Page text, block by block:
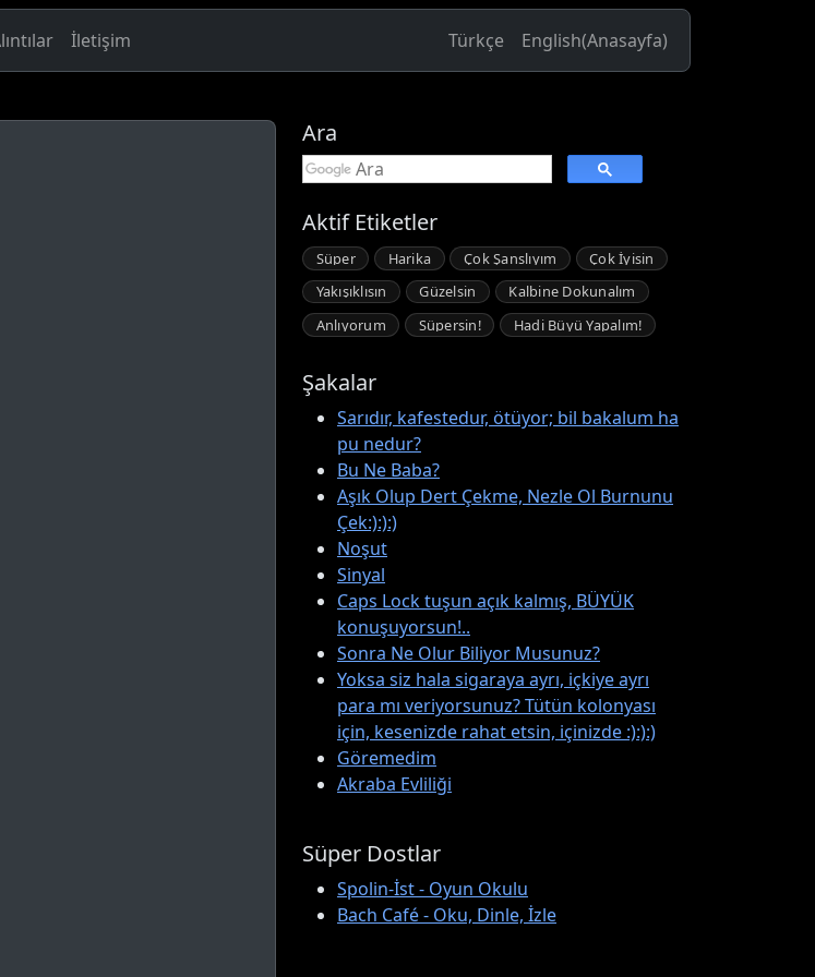
İletişim Türkçe English(Anasayfa)
Ara
Aktif Etiketler
Süper Harika Çok Şanslıyım
Çok İyisin
Yakışıklısın
Güzelsin
Kalbine Dokunalım
Anlıyorum
Süpersin! Hadi Büyü Yapalım!
Şakalar
Sarıdır, kafestedur, ötüyor; bil bakalum ha
pu nedur?
Bu Ne Baba?
Aşık Olup Dert Çekme, Nezle Ol Burnunu
Çek:):):)
Noşut
Sinyal
Caps Lock tuşun açık kalmış, BÜYÜK
konuşuyorsun!..
Sonra Ne Olur Biliyor Musunuz?
Yoksa siz hala sigaraya ayrı, içkiye ayrı
para mı veriyorsunuz? Tütün kolonyası
için, kesenizde rahat etsin, içinizde :):):)
Göremedim
Akraba Evliliği
Süper Dostlar
Spolin-İst - Oyun Okulu
Bach Café - Oku, Dinle, İzle